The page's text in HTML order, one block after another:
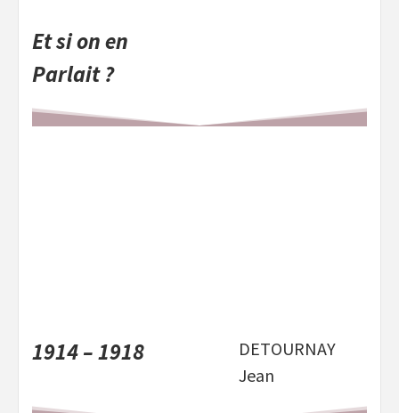
Et si on en
Parlait ?
1914 – 1918
DETOURNAY
Jean